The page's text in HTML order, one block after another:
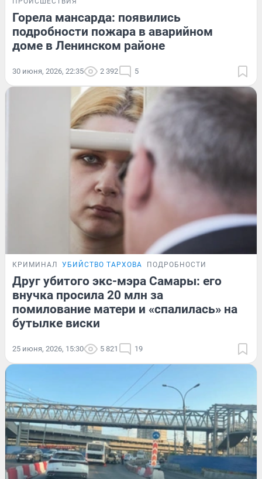
Горела мансарда: появились
подробности пожара в аварийном
доме в Ленинском районе
30 июня, 2026, 22:35 2 392 5
КРИМИНАЛ УБИЙСТВО ТАРХОВА ПОДРОБНОСТИ
Друг убитого экс-мэра Самары: его
внучка просила 20 млн за
помилование матери и «спалилась» на
бутылке виски
25 июня, 2026, 15:30 5 821 19